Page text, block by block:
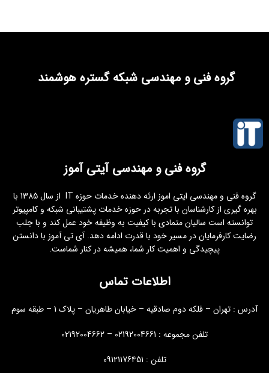
گروه فنی و مهندسی شبکه گستره هوشمند
گروه فنی و مهندسی آیتی آموز
گروه فنی و مهندسی ایتی اموز ارئه دهنده خدمات حوزه IT از سال 1385 با
بهره گیری از کارشناسان با تجربه در حوزه خدمات پشتیبانی شبکه و کامپیوتر
توانسته است سالیان متمادی با کیفیت به وظیفه خود عمل کند و با جلب
رضایت کارفرمایان در مسیر خود با قدرت ادامه دهد. آی تی آموز با دانستن
پیچیدگی و اهمیت کار شما، همیشه در کنار شماست.
اطلاعات تماس
آدرس : تهران – فلکه دوم صادقیه – خیابان طاهریان – پلاک 1 – طبقه سوم
تلفن مجموعه : 02192004661 – 02192004662
تلفن : 09121176451